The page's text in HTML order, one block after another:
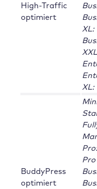
High-Traffic
optimiert
XL:
XL:
BuddyPress
optimiert
Pro:
Pro